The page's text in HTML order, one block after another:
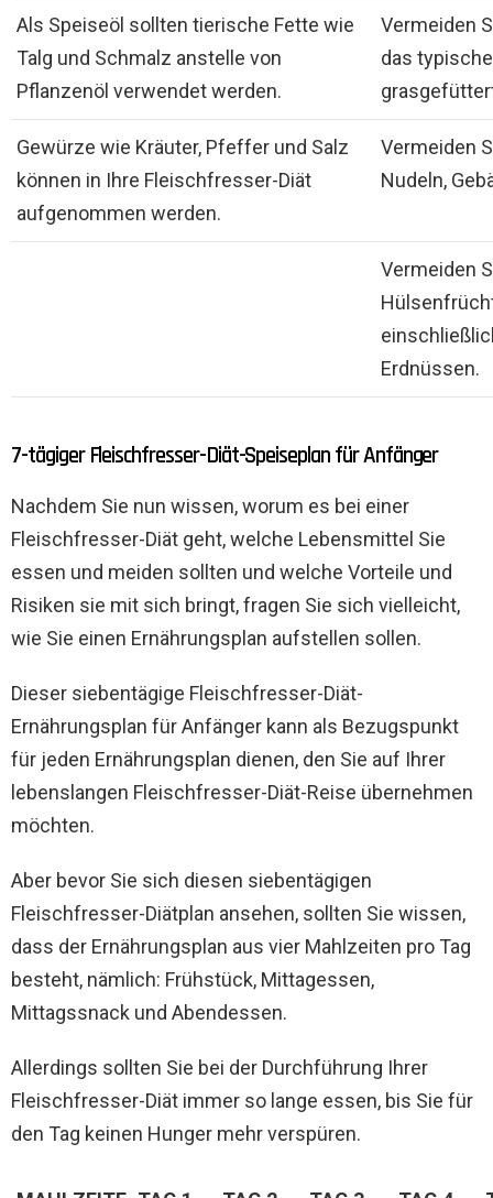
Als Speiseöl sollten tierische Fette wie
Talg und Schmalz anstelle von
Pflanzenöl verwendet werden.
Vermeiden
das
Gewürze wie Kräuter, Pfeffer und Salz
können in Ihre Fleischfresser-Diät
aufgenommen werden.
Vermeiden
Nudeln,
Vermeiden
Erdnüssen.
7-tägiger Fleischfresser-Diät-Speiseplan für Anfänger
Nachdem Sie nun wissen, worum es bei einer
Fleischfresser-Diät geht, welche Lebensmittel Sie
essen und meiden sollten und welche Vorteile und
Risiken sie mit sich bringt, fragen Sie sich vielleicht,
wie Sie einen Ernährungsplan aufstellen sollen.
Dieser siebentägige Fleischfresser-Diät-
Ernährungsplan für Anfänger kann als Bezugspunkt
für jeden Ernährungsplan dienen, den Sie auf Ihrer
lebenslangen Fleischfresser-Diät-Reise übernehmen
möchten.
Aber bevor Sie sich diesen siebentägigen
Fleischfresser-Diätplan ansehen, sollten Sie wissen,
dass der Ernährungsplan aus vier Mahlzeiten pro Tag
besteht, nämlich: Frühstück, Mittagessen,
Mittagssnack und Abendessen.
Allerdings sollten Sie bei der Durchführung Ihrer
Fleischfresser-Diät immer so lange essen, bis Sie für
den Tag keinen Hunger mehr verspüren.